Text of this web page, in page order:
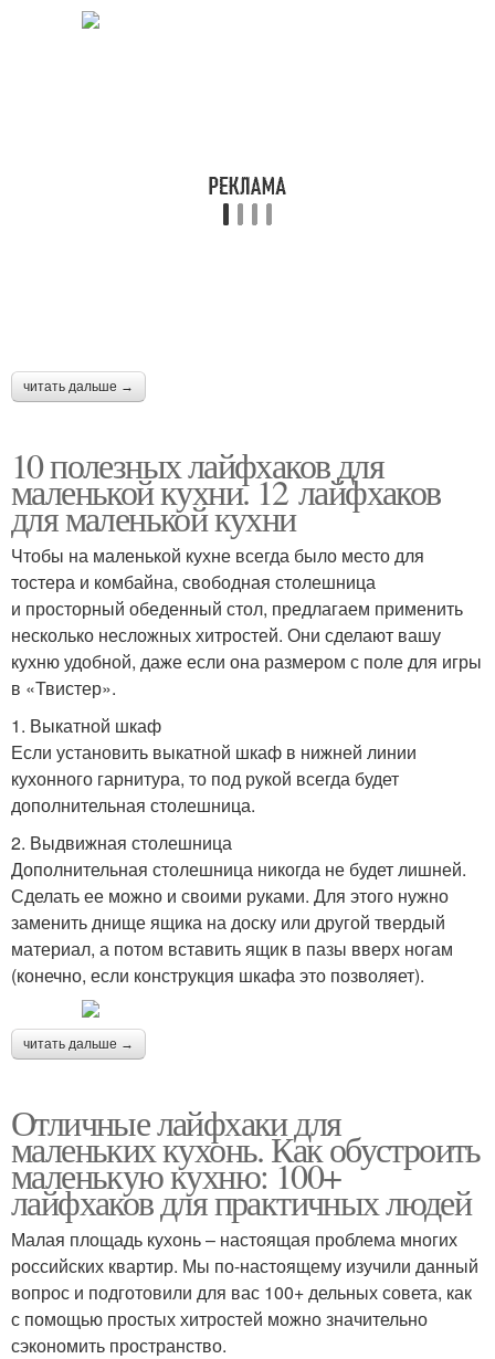
читать дальше →
10 полезных лайфхаков для
маленькой кухни. 12 лайфхаков
для маленькой кухни
Чтобы на маленькой кухне всегда было место для
тостера и комбайна, свободная столешница
и просторный обеденный стол, предлагаем применить
несколько несложных хитростей. Они сделают вашу
кухню удобной, даже если она размером с поле для игры
в «Твистер».
1. Выкатной шкаф
Если установить выкатной шкаф в нижней линии
кухонного гарнитура, то под рукой всегда будет
дополнительная столешница.
2. Выдвижная столешница
Дополнительная столешница никогда не будет лишней.
Сделать ее можно и своими руками. Для этого нужно
заменить днище ящика на доску или другой твердый
материал, а потом вставить ящик в пазы вверх ногам
(конечно, если конструкция шкафа это позволяет).
читать дальше →
Отличные лайфхаки для
маленьких кухонь. Как обустроить
маленькую кухню: 100+
лайфхаков для практичных людей
Малая площадь кухонь – настоящая проблема многих
российских квартир. Мы по-настоящему изучили данный
вопрос и подготовили для вас 100+ дельных совета, как
с помощью простых хитростей можно значительно
сэкономить пространство.